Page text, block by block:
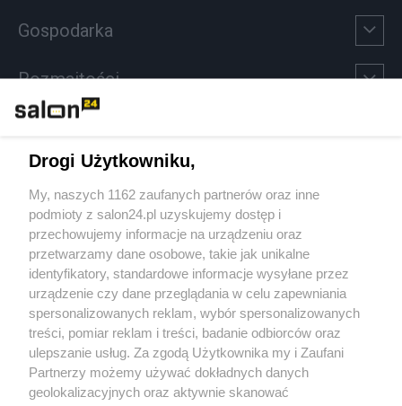
Gospodarka
Rozmaitości
Sport
Społeczeństwo
Kultura
X Facebook Instagram Youtube
Drogi Użytkowniku,
My, naszych 1162 zaufanych partnerów oraz inne
podmioty z salon24.pl uzyskujemy dostęp i
przechowujemy informacje na urządzeniu oraz
przetwarzamy dane osobowe, takie jak unikalne
identyfikatory, standardowe informacje wysyłane przez
urządzenie czy dane przeglądania w celu zapewniania
spersonalizowanych reklam, wybór spersonalizowanych
treści, pomiar reklam i treści, badanie odbiorców oraz
ulepszanie usług. Za zgodą Użytkownika my i Zaufani
Partnerzy możemy używać dokładnych danych
geolokalizacyjnych oraz aktywnie skanować